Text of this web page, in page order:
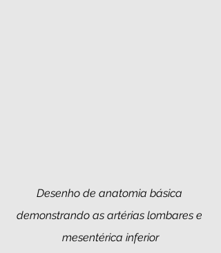
Desenho de anatomia básica
demonstrando as artérias lombares e
mesentérica inferior